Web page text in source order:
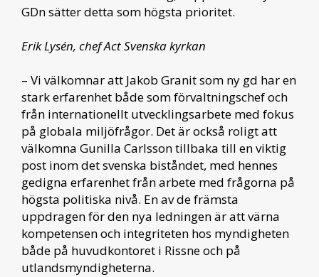
GDn sätter detta som högsta prioritet.
Erik Lysén, chef Act Svenska kyrkan
– Vi välkomnar att Jakob Granit som ny gd har en
stark erfarenhet både som förvaltningschef och
från internationellt utvecklingsarbete med fokus
på globala miljöfrågor. Det är också roligt att
välkomna Gunilla Carlsson tillbaka till en viktig
post inom det svenska biståndet, med hennes
gedigna erfarenhet från arbete med frågorna på
högsta politiska nivå. En av de främsta
uppdragen för den nya ledningen är att värna
kompetensen och integriteten hos myndigheten
både på huvudkontoret i Rissne och på
utlandsmyndigheterna.